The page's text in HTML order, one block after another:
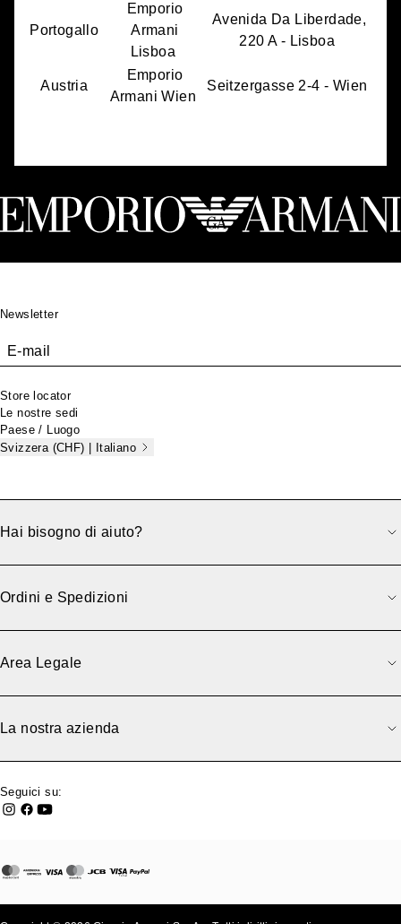
Portogallo
Emporio
Armani
Lisboa
Avenida Da Liberdade,
220 A - Lisboa
Austria
Emporio
Armani Wien
Seitzergasse 2-4 - Wien
Newsletter
E-mail
Store locator
Le nostre sedi
Paese / Luogo
Svizzera (CHF) | Italiano
Hai bisogno di aiuto?
Ordini e Spedizioni
Area Legale
La nostra azienda
Seguici su: